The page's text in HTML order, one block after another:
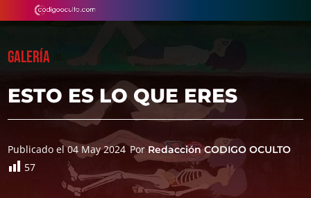
GALERÍA
ESTO ES LO QUE ERES
Publicado el 04 May 2024 PorRedacción CODIGO OCULTO
57